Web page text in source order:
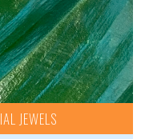
JEWELS